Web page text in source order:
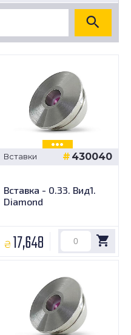
Вставки 430040
Вставка - 0.33. Вид1.
Diamond
₴ 17,648